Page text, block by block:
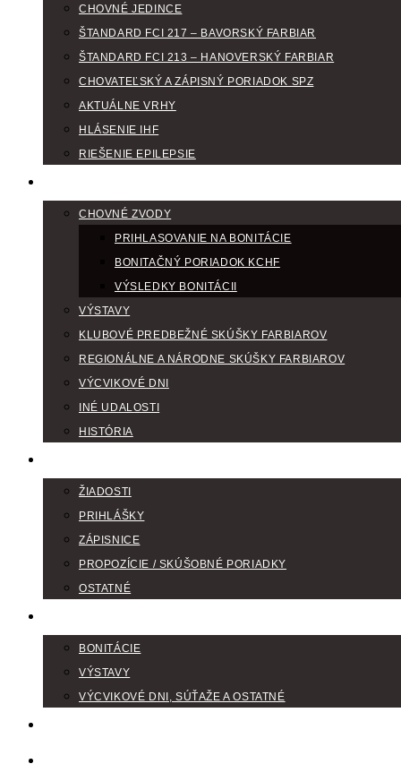
CHOVNÉ JEDINCE
ŠTANDARD FCI 217 – BAVORSKÝ FARBIAR
ŠTANDARD FCI 213 – HANOVERSKÝ FARBIAR
CHOVATEĽSKÝ A ZÁPISNÝ PORIADOK SPZ
AKTUÁLNE VRHY
HLÁSENIE IHF
RIEŠENIE EPILEPSIE
CHOVNÉ ZVODY
PRIHLASOVANIE NA BONITÁCIE
BONITAČNÝ PORIADOK KCHF
VÝSLEDKY BONITÁCII
VÝSTAVY
KLUBOVÉ PREDBEŽNÉ SKÚŠKY FARBIAROV
REGIONÁLNE A NÁRODNE SKÚŠKY FARBIAROV
VÝCVIKOVÉ DNI
INÉ UDALOSTI
HISTÓRIA
ŽIADOSTI
PRIHLÁŠKY
ZÁPISNICE
PROPOZÍCIE / SKÚŠOBNÉ PORIADKY
OSTATNÉ
BONITÁCIE
VÝSTAVY
VÝCVIKOVÉ DNI, SÚŤAŽE A OSTATNÉ